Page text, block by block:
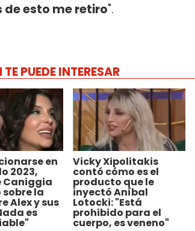
de esto me retiro".
PUEDE INTERESAR
en
2023,
Caniggia
sobre la
Alex y sus
es
Vicky Xipolitakis
contó cómo es el
producto que le
inyectó Aníbal
Lotocki: "Está
prohibido para el
cuerpo, es veneno"